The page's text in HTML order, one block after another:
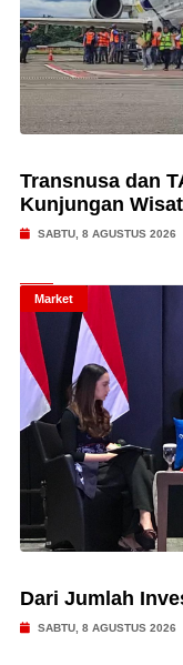
Transnusa dan
Kunjungan
SABTU, 8 AGUSTUS 2026
Market
Dari Jumlah
SABTU, 8 AGUSTUS 2026